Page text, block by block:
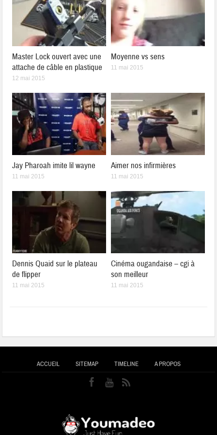
Master Lock ouvert avec une
attache de câble en plastique
12 mai 2015
Moyenne vs sens
11 mai 2015
Jay Pharoah imite lil wayne
11 mai 2015
Aimer nos infirmières
11 mai 2015
Dennis Quaid sur le plateau
de flipper
11 mai 2015
Cinéma ougandaise – cgi à
son meilleur
11 mai 2015
ACCUEIL SITEMAP TIMELINE A PROPOS